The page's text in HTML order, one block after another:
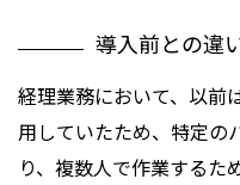
導入前との違
経理業務において、以前
用していたため、特定の
り、複数人で作業するた